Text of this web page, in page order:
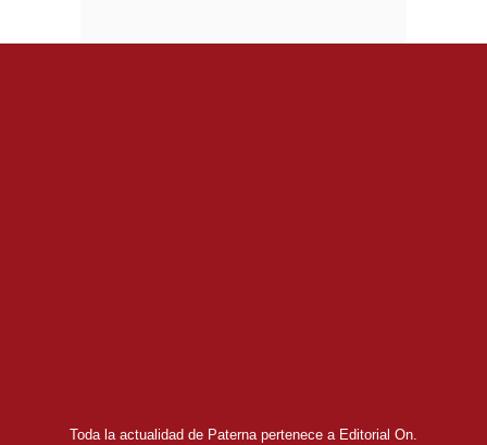
Toda la actualidad de Paterna pertenece a Editorial On.